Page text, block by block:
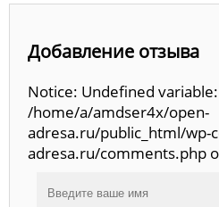
Добавление отзыва
Notice: Undefined
/home/a/amdser4x/open-
adresa.ru/public_html/
adresa.ru/comments.php